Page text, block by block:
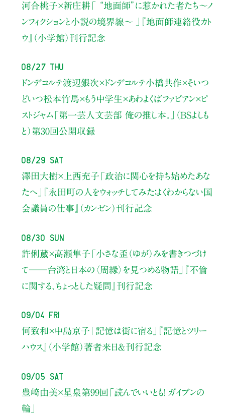
河合桃子×新庄耕「 “地面師”に惹かれた者たち〜ノ
ンフィクションと小説の境界線〜 」
『地面師連絡役カト
ウ』（小学館）刊行記念
08/27 Thu
ドンデコルテ渡辺銀次×ドンデコルテ小橋共作×そいつ
どいつ松本竹馬×もう中学生×あわよくばファビアン×ピ
ストジャム「第一芸人文芸部 俺の推し本。」（BSよしも
と） 第30回公開収録
08/29 Sat
澤田大樹×上西充子 「政治に関心を持ち始めたあな
たへ」
『永田町の人をウォッチしてみた：よくわからない国
会議員の仕事』（カンゼン）刊行記念
08/30 Sun
許俐葳×高瀬隼子 「小さな歪（ゆが）みを書きつづけ
て――台湾と日本の〈周縁〉を見つめる物語」
『不倫
に関する、ちょっとした疑問』刊行記念
09/04 Fri
何致和×中島京子 「記憶は街に宿る」
『記憶とツリー
ハウス』（小学館）著者来日＆刊行記念
09/05 Sat
豊﨑由美×星泉 第99回「読んでいいとも！ ガイブンの
輪」